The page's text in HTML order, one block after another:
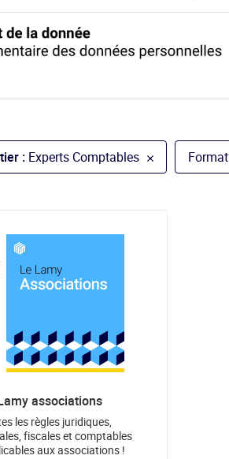
: Experts Comptables Format
associations
les règles juridiques,
fiscales et comptables
aux associations !